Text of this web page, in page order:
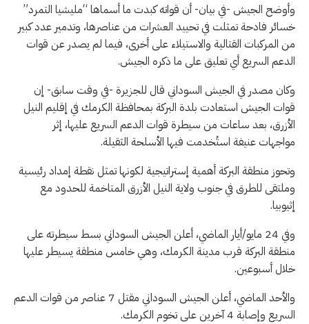
وأوضح الجيش -في بيان- أن قواته كبدت ما أسماها “مليشيا التمرد”
خسائر فادحة تمثلت في تحييد العشرات من عناصرها، وتدمير عدد كبير
من المركبات القتالية والاستيلاء على أخرى، فيما لم يصدر عن قوات
الدعم السريع أي تعليق على ما ذكره الجيش.
وكان مصدر في الجيش السوداني قال للجزيرة -في وقت سابق- إن
قوات الجيش استعادت بلدة البركة بمحافظة الكرمك في إقليم النيل
الأزرق، بعد ساعات من سيطرة قوات الدعم السريع عليها، إثر
مواجهات عنيفة استُخدمت فيها الأسلحة الثقيلة.
وتحوز منطقة البركة أهمية إستراتيجية لكونها تمثل نقطة إمداد رئيسية
وملتقى للطرق في جنوب ولاية النيل الأزرق المتاخمة للحدود مع
إثيوبيا.
وفي 24 مايو/أيار الماضي، أعلن الجيش السوداني بسط سيطرته على
منطقة البركة قرب مدينة الكرمك، وهي خامس منطقة يسيطر عليها
خلال أسبوعين.
والأحد الماضي، أعلن الجيش السوداني مقتل 7 عناصر من قوات الدعم
السريع وإصابة 4 آخرين على تخوم الكرمك.